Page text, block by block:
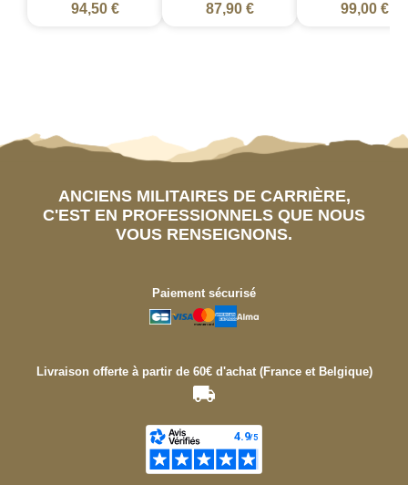
94,50 € 87,90 € 99,00 €
ANCIENS MILITAIRES DE CARRIÈRE,
C'EST EN PROFESSIONNELS QUE NOUS
VOUS RENSEIGNONS.
Paiement sécurisé
Livraison offerte à partir de 60€ d'achat (France et Belgique)